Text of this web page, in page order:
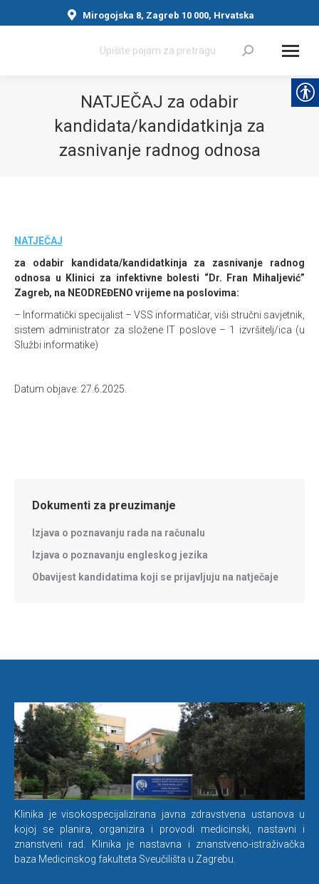
Mirogojska 8, Zagreb 10 000, Hrvatska
Search:
NATJEČAJ za odabir
kandidata/kandidatkinja za
zasnivanje radnog odnosa
NATJEČAJ
za odabir kandidata/kandidatkinja za zasnivanje radnog
odnosa u Klinici za infektivne bolesti “Dr. Fran Mihaljević”
Zagreb, na NEODREĐENO vrijeme na poslovima:
– Informatički specijalist – VSS informatičar, viši stručni savjetnik,
sistem administrator za složene IT poslove – 1 izvršitelj/ica (u
Službi informatike)
Datum objave: 27.6.2025.
Dokumenti za preuzimanje
Izjava o poznavanju rada na računalu
Izjava o poznavanju engleskog jezika
Obavijest kandidatima koji se prijavljuju na natječaje
Klinika je visokospecijalizirana javna zdravstvena ustanova u
kojoj se planira, organizira i provodi medicinski, nastavni i
znanstveni rad. Klinika je nastavna i znanstveno-istraživačka
baza Medicinskog fakulteta Sveučilišta u Zagrebu.